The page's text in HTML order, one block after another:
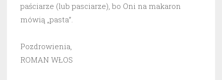
paściarze (lub pasciarze), bo Oni na makaron
mówią „pasta”.
Pozdrowienia,
ROMAN WŁOS